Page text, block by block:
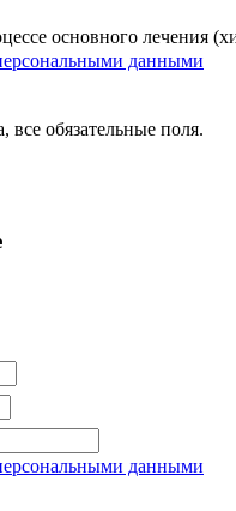
основного лечения
данными
обязательные поля.
данными